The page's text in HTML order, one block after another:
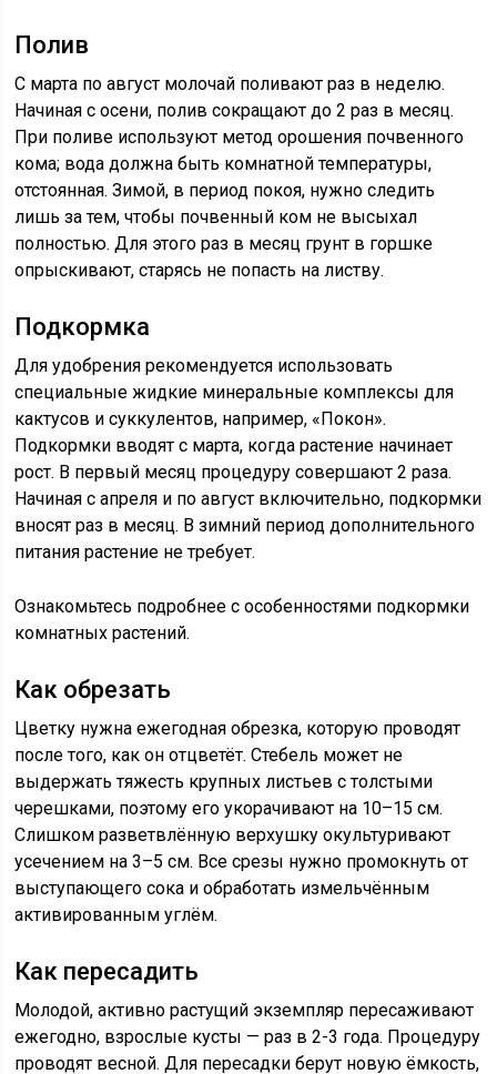
Полив
С марта по август молочай поливают раз в неделю.
Начиная с осени, полив сокращают до 2 раз в месяц.
При поливе используют метод орошения почвенного
кома; вода должна быть комнатной температуры,
отстоянная. Зимой, в период покоя, нужно следить
лишь за тем, чтобы почвенный ком не высыхал
полностью. Для этого раз в месяц грунт в горшке
опрыскивают, старясь не попасть на листву.
Подкормка
Для удобрения рекомендуется использовать
специальные жидкие минеральные комплексы для
кактусов и суккулентов, например, «Покон».
Подкормки вводят с марта, когда растение начинает
рост. В первый месяц процедуру совершают 2 раза.
Начиная с апреля и по август включительно, подкормки
вносят раз в месяц. В зимний период дополнительного
питания растение не требует.
Ознакомьтесь подробнее с особенностями подкормки
комнатных растений.
Как обрезать
Цветку нужна ежегодная обрезка, которую проводят
после того, как он отцветёт. Стебель может не
выдержать тяжесть крупных листьев с толстыми
черешками, поэтому его укорачивают на 10–15 см.
Слишком разветвлённую верхушку окультуривают
усечением на 3–5 см. Все срезы нужно промокнуть от
выступающего сока и обработать измельчённым
активированным углём.
Как пересадить
Молодой, активно растущий экземпляр пересаживают
ежегодно, взрослые кусты — раз в 2-3 года. Процедуру
проводят весной. Для пересадки берут новую ёмкость,